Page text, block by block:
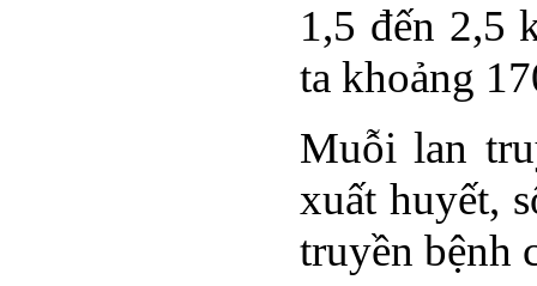
1,5 đến 2,5
ta khoảng
Muỗi lan
xuất huyết,
truyền bệnh